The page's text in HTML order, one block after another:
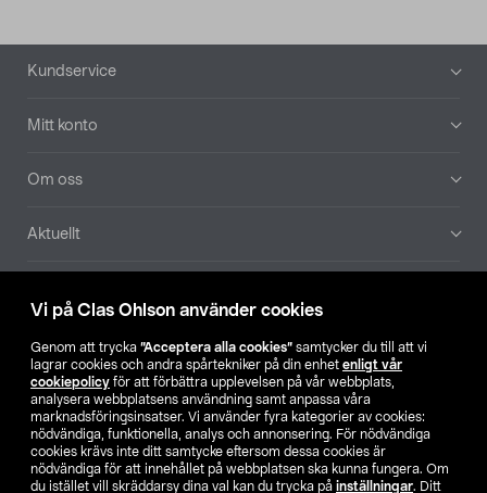
Vi på Clas Ohlson använder cookies
Genom att trycka ”Acceptera alla cookies” samtycker du till att vi
lagrar cookies och andra spårtekniker på din enhet enligt vår
cookiepolicy för att förbättra upplevelsen på vår webbplats,
analysera webbplatsens användning samt anpassa våra
marknadsföringsinsatser. Vi använder fyra kategorier av cookies:
nödvändiga, funktionella, analys och annonsering. För nödvändiga
cookies krävs inte ditt samtycke eftersom dessa cookies är
nödvändiga för att innehållet på webbplatsen ska kunna fungera. Om
du istället vill skräddarsy dina val kan du trycka på inställningar. Ditt
Sidfot
Kundservice
Mitt konto
Om oss
Aktuellt
Hitta butik
SE NO FI